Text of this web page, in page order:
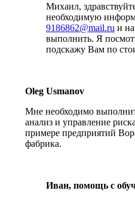
Михаил,
необходимую
9186862@mail.ru и
выполнить. Я
подскажу Вам по
Oleg Usmanov
Мне необходимо
анализ и управление
примере предприятий
фабрика.
Иван, помощь с